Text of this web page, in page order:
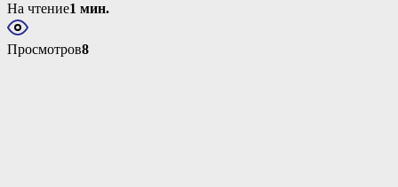
На чтение1 мин.
Просмотров8